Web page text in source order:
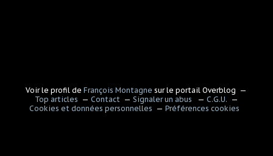
Voir le profil deFrançois Montagne sur le portail Overblog
Top articles
Contact Signaler un abus
C.G.U.
Cookies et données personnelles
Préférences cookies